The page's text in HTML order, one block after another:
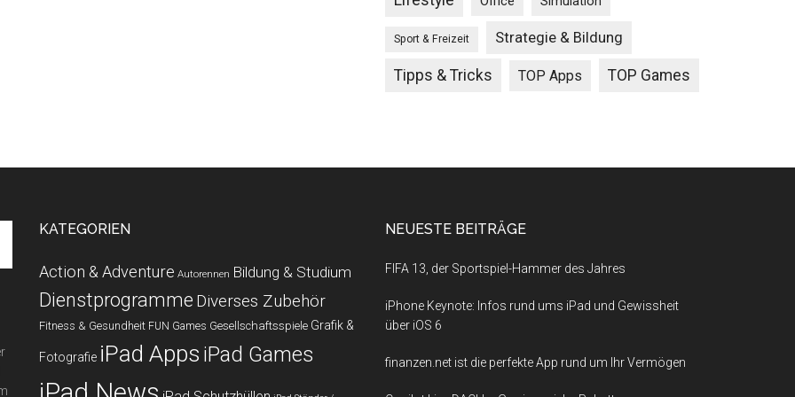
Sport & Freizeit Strategie & Bildung
Tipps & Tricks TOP Apps TOP Games
KATEGORIEN
Action & Adventure Autorennen Bildung & Studium
Dienstprogramme Diverses Zubehör
Fitness & Gesundheit FUN Games Gesellschaftsspiele Grafik &
Fotografie iPad Apps iPad Games
NEUESTE BEITRÄGE
FIFA 13, der Sportspiel-Hammer des Jahres
iPhone Keynote: Infos rund ums iPad und Gewissheit
über iOS 6
finanzen.net ist die perfekte App rund um Ihr Vermögen